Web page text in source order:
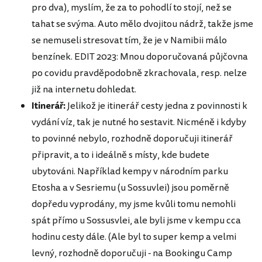
pro dva), myslím, že za to pohodlí to stojí, než se
tahat se svýma. Auto mělo dvojitou nádrž, takže jsme
se nemuseli stresovat tím, že je v Namibii málo
benzínek. EDIT 2023: Mnou doporučovaná půjčovna
po covidu pravděpodobně zkrachovala, resp. nelze
již na internetu dohledat.
Itinerář:Jelikož je itinerář cesty jedna z povinnosti k
vydání víz, tak je nutné ho sestavit. Nicméně i kdyby
to povinné nebylo, rozhodně doporučuji itinerář
připravit, a to i ideálně s místy, kde budete
ubytováni. Například kempy v národním parku
Etosha a v Sesriemu (u Sossuvlei) jsou poměrně
dopředu vyprodány, my jsme kvůli tomu nemohli
spát přímo u Sossusvlei, ale byli jsme v kempu cca
hodinu cesty dále. (Ale byl to super kemp a velmi
levný, rozhodně doporučuji - na Bookingu Camp